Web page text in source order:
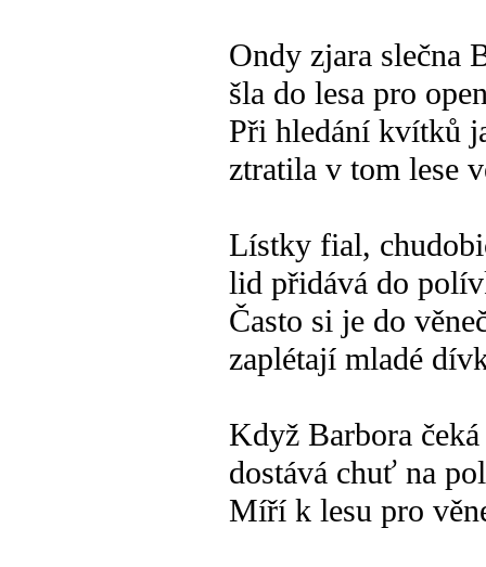
Ondy zjara slečna
šla do lesa pro
Při hledání kvítků
ztratila v tom lese
Lístky fial,
lid přidává do
Často si je do
zaplétají mladé
Když Barbora
dostává chuť na
Míří k lesu pro